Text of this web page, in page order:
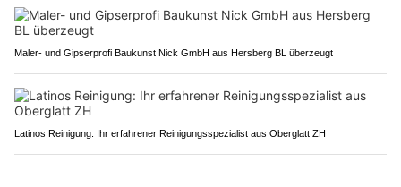
Maler- und Gipserprofi Baukunst Nick GmbH aus Hersberg BL überzeugt
Latinos Reinigung: Ihr erfahrener Reinigungsspezialist aus Oberglatt ZH